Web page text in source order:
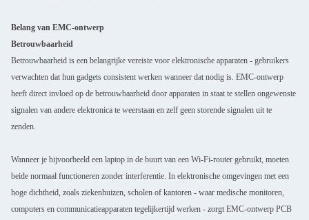
Belang van EMC-ontwerp
Betrouwbaarheid
Betrouwbaarheid is een belangrijke vereiste voor elektronische apparaten - gebruikers
verwachten dat hun gadgets consistent werken wanneer dat nodig is. EMC-ontwerp
heeft direct invloed op de betrouwbaarheid door apparaten in staat te stellen ongewenste
signalen van andere elektronica te weerstaan en zelf geen storende signalen uit te
zenden.
Wanneer je bijvoorbeeld een laptop in de buurt van een Wi-Fi-router gebruikt, moeten
beide normaal functioneren zonder interferentie. In elektronische omgevingen met een
hoge dichtheid, zoals ziekenhuizen, scholen of kantoren - waar medische monitoren,
computers en communicatieapparaten tegelijkertijd werken - zorgt EMC-ontwerp PCB